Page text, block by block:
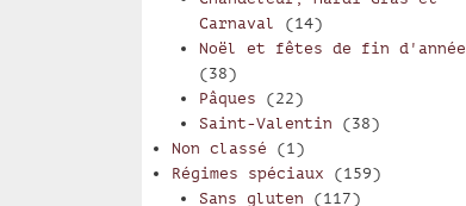
Carnaval (14)
Noël et fêtes de fin d'année
(38)
Pâques (22)
Saint-Valentin (38)
Non classé (1)
Régimes spéciaux (159)
Sans gluten (117)